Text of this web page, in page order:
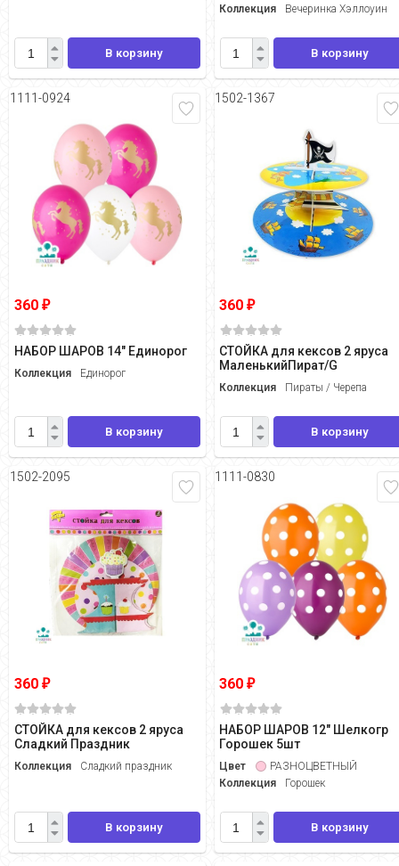
В корзину
Коллекция
Вечеринка Хэллоуин
В корзину
1111-0924
360 ₽
НАБОР ШАРОВ 14" Единорог
Коллекция Единорог
В корзину
1502-1367
360₽
СТОЙКА для кексов 2 яруса
МаленькийПират/G
Коллекция Пираты / Черепа
В корзину
1502-2095
360 ₽
СТОЙКА для кексов 2 яруса
Сладкий Праздник
Коллекция Сладкий праздник
В корзину
1111-0830
360₽
НАБОР ШАРОВ 12" Шелкогр
Горошек 5шт
Цвет
РАЗНОЦВЕТНЫЙ
Коллекция
Горошек
В корзину